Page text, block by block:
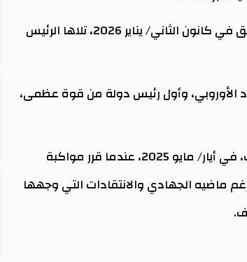
وزارت رئيسة المفوضية الأوروبية أورسولا فون دير لايين دمشق في كانون الثاني/ يناير 2026، تلاها الرئيس
الأوروبي، وأول رئيس دولة من قوة عظمى،
وكان الرئيس الفرنسي أول من استقبل أحمد الشرع في الغرب، في أيار/ مايو 2025، عندما قرر مواكبة
رغم ماضيه الجهادي والانتقادات التي وجهها